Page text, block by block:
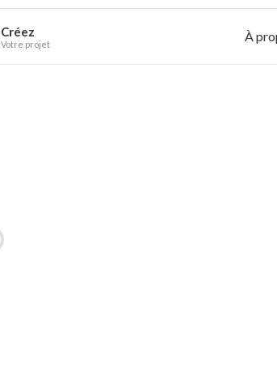
Créez
Votre projet À